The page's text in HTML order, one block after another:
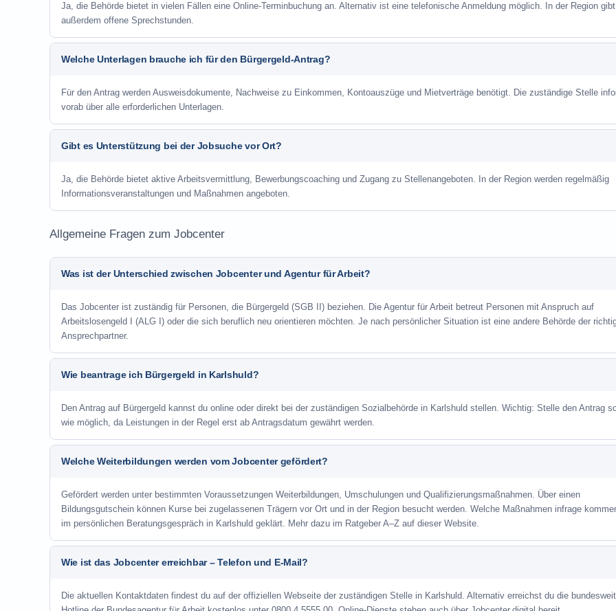
Ja, die Behörde bietet in vielen Fällen eine Online-Terminbuchung an. Alternativ ist eine telefonische Anmeldung möglich. In der Region
außerdem offene Sprechstunden.
Welche Unterlagen brauche ich für den Bürgergeld-Antrag?
Für den Antrag werden Ausweisdokumente, Nachweise zu Einkommen, Kontoauszüge und Mietverträge benötigt. Die zuständige Stelle
vorab über alle erforderlichen Unterlagen.
Gibt es Unterstützung bei der Jobsuche vor Ort?
Ja, die Behörde bietet aktive Arbeitsvermittlung, Bewerbungscoaching und Zugang zu Stellenangeboten. In der Region werden regelmäßig
Informationsveranstaltungen und Maßnahmen angeboten.
Allgemeine Fragen zum Jobcenter
Was ist der Unterschied zwischen Jobcenter und Agentur für Arbeit?
Das Jobcenter ist zuständig für Personen, die Bürgergeld (SGB II) beziehen. Die Agentur für Arbeit betreut Personen mit Anspruch auf
Arbeitslosengeld I (ALG I) oder die sich beruflich neu orientieren möchten. Je nach persönlicher Situation ist eine andere Behörde der
Ansprechpartner.
Wie beantrage ich Bürgergeld in Karlshuld?
Den Antrag auf Bürgergeld kannst du online oder direkt bei der zuständigen Sozialbehörde in Karlshuld stellen. Wichtig: Stelle den Antrag
wie möglich, da Leistungen in der Regel erst ab Antragsdatum gewährt werden.
Welche Weiterbildungen werden vom Jobcenter gefördert?
Gefördert werden unter bestimmten Voraussetzungen Weiterbildungen, Umschulungen und Qualifizierungsmaßnahmen. Über einen
Bildungsgutschein können Kurse bei zugelassenen Trägern vor Ort und in der Region besucht werden. Welche Maßnahmen infrage
im persönlichen Beratungsgespräch in Karlshuld geklärt. Mehr dazu im Ratgeber A–Z auf dieser Website.
Wie ist das Jobcenter erreichbar – Telefon und E-Mail?
Die aktuellen Kontaktdaten findest du auf der offiziellen Webseite der zuständigen Stelle in Karlshuld. Alternativ erreichst du die